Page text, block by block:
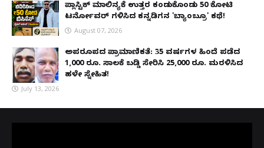
ಪ್ಲಾಸ್ಟಿಕ್ ಮಾಲಿನ್ಯಕ್ಕೆ ಉತ್ತರ ಕಂಡುಕೊಂಡು ₹50 ಕೋಟಿ
ಟರ್ನೋವರ್ ಗಳಿಸಿದ ಕನ್ನಡಿಗನ 'ಬ್ಯಾಂಬ್ರೂ' ಕಥೆ!
August 07, 2026
ಅಪರೂಪದ ಪ್ರಾಮಾಣಿಕತೆ: 35 ವರ್ಷಗಳ ಹಿಂದೆ ಪಡೆದ
1,000 ರೂ. ಸಾಲಕ್ಕೆ ಬಡ್ಡಿ ಸೇರಿಸಿ 25,000 ರೂ. ಮರಳಿಸಿದ
ಹಳೇ ಸ್ನೇಹಿತ!
July 13, 2026